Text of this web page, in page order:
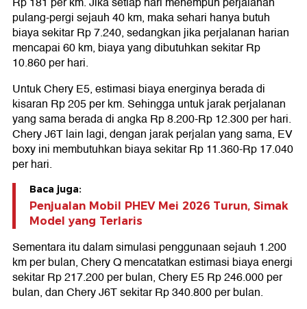
pulang-pergi sejauh 40 km, maka sehari hanya butuh
biaya sekitar Rp 7.240, sedangkan jika perjalanan harian
mencapai 60 km, biaya yang dibutuhkan sekitar Rp
10.860 per hari.
Untuk Chery E5, estimasi biaya energinya berada di
kisaran Rp 205 per km. Sehingga untuk jarak perjalanan
yang sama berada di angka Rp 8.200-Rp 12.300 per hari.
Chery J6T lain lagi, dengan jarak perjalan yang sama, EV
boxy ini membutuhkan biaya sekitar Rp 11.360-Rp 17.040
per hari.
Baca juga:
Penjualan Mobil PHEV Mei 2026 Turun, Simak
Model yang Terlaris
Sementara itu dalam simulasi penggunaan sejauh 1.200
km per bulan, Chery Q mencatatkan estimasi biaya energi
sekitar Rp 217.200 per bulan, Chery E5 Rp 246.000 per
bulan, dan Chery J6T sekitar Rp 340.800 per bulan.